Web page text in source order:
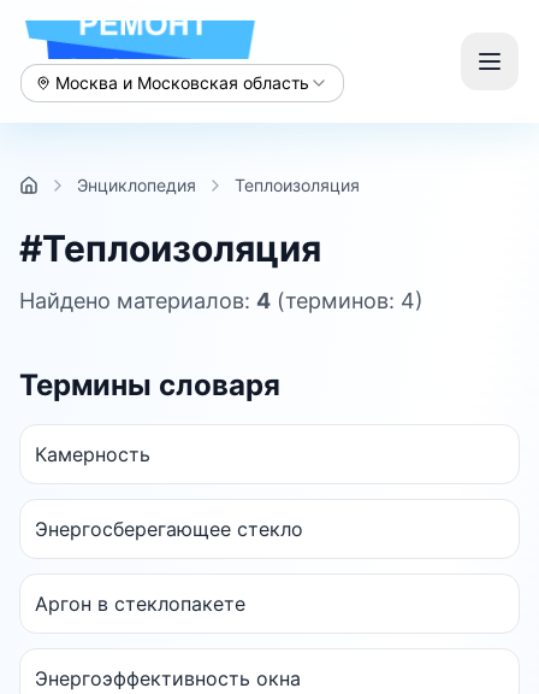
Москва и Московская область
Энциклопедия Теплоизоляция
#Теплоизоляция
Найдено материалов: 4 (терминов: 4)
Термины словаря
Камерность
Энергосберегающее стекло
Аргон в стеклопакете
Энергоэффективность окна